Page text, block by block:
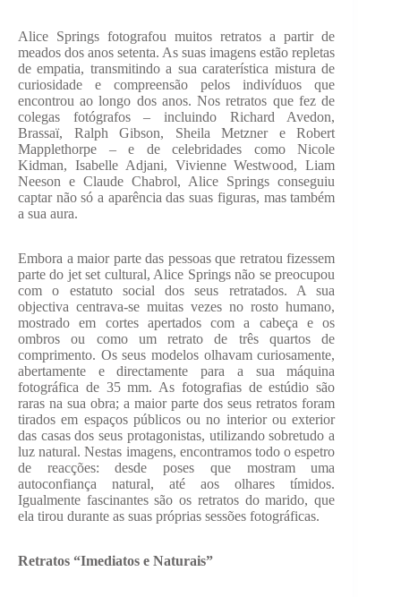
​Alice Springs fotografou muitos retratos a partir de
meados dos anos setenta. As suas imagens estão repletas
de empatia, transmitindo a sua caraterística mistura de
curiosidade e compreensão pelos indivíduos que
encontrou ao longo dos anos. Nos retratos que fez de
colegas fotógrafos – incluindo Richard Avedon,
Brassaï, Ralph Gibson, Sheila Metzner e Robert
Mapplethorpe – e de celebridades como Nicole
Kidman, Isabelle Adjani, Vivienne Westwood, Liam
Neeson e Claude Chabrol, Alice Springs conseguiu
captar não só a aparência das suas figuras, mas também
a sua aura.
Embora a maior parte das pessoas que retratou fizessem
parte do jet set cultural, Alice Springs não se preocupou
com o estatuto social dos seus retratados. A sua
objectiva centrava-se muitas vezes no rosto humano,
mostrado em cortes apertados com a cabeça e os
ombros ou como um retrato de três quartos de
comprimento. Os seus modelos olhavam curiosamente,
abertamente e directamente para a sua máquina
fotográfica de 35 mm. As fotografias de estúdio são
raras na sua obra; a maior parte dos seus retratos foram
tirados em espaços públicos ou no interior ou exterior
das casas dos seus protagonistas, utilizando sobretudo a
luz natural. Nestas imagens, encontramos todo o espetro
de reacções: desde poses que mostram uma
autoconfiança natural, até aos olhares tímidos.
Igualmente fascinantes são os retratos do marido, que
ela tirou durante as suas próprias sessões fotográficas.
Retratos “Imediatos e Naturais”